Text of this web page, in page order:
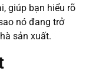
giúp bạn hiểu rõ
nó đang trở
sản xuất.